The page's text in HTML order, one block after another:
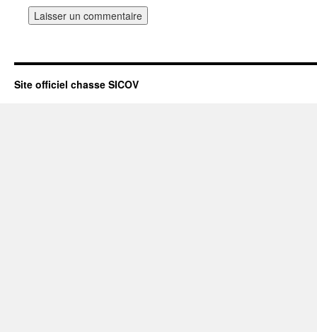
Site officiel chasse SICOV